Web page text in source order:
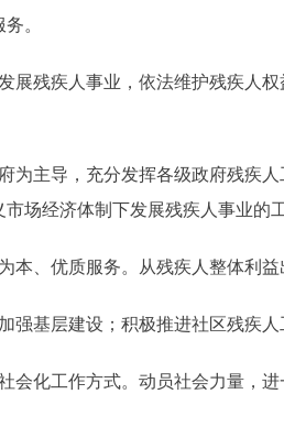
。
残疾人事业，依法维护残疾人权
主导，充分发挥各级政府残疾人
市场经济体制下发展残疾人事业的
、优质服务。从残疾人整体利益
基层建设；积极推进社区残疾人
化工作方式。动员社会力量，进